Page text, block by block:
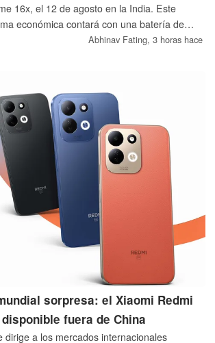
16x, el 12 de agosto en la India. Este
económica contará con una batería de
mAh), una pantalla de 144 Hz, una
Abhinav Fating, 3 horas hace
sorpresa: el Xiaomi Redmi
fuera de China
dirige a los mercados internacionales